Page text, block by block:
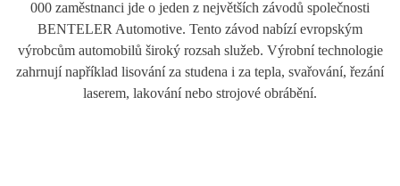
000 zaměstnanci jde o jeden z největších závodů společnosti
BENTELER Automotive. Tento závod nabízí evropským
výrobcům automobilů široký rozsah služeb. Výrobní technologie
zahrnují například lisování za studena i za tepla, svařování, řezání
laserem, lakování nebo strojové obrábění.